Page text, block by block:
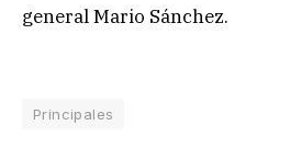
general Mario Sánchez.
Principales